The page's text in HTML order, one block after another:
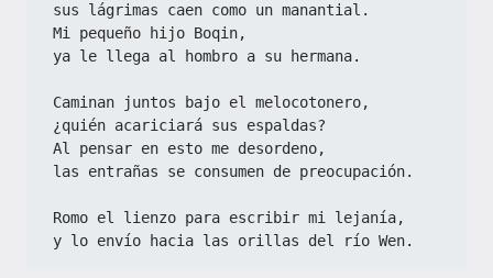
sus lágrimas caen como un manantial.
Mi pequeño hijo Boqin,
ya le llega al hombro a su hermana.
Caminan juntos bajo el melocotonero,
¿quién acariciará sus espaldas?
Al pensar en esto me desordeno,
las entrañas se consumen de preocupación.
Romo el lienzo para escribir mi lejanía,
y lo envío hacia las orillas del río Wen.